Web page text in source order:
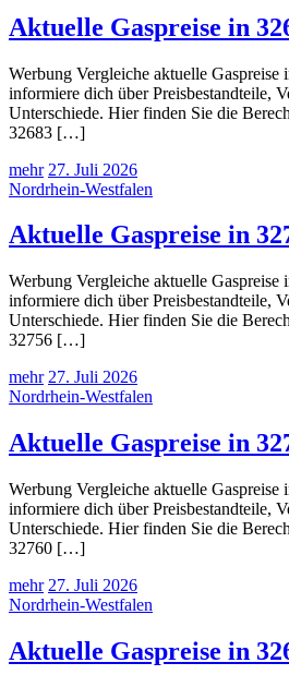
Aktuelle Gaspreise in
Werbung Vergleiche aktuelle Gaspreise
informiere dich über Preisbestandteile,
Unterschiede. Hier finden Sie die
32683 […]
mehr 27. Juli 2026
Nordrhein-Westfalen
Aktuelle Gaspreise in
Werbung Vergleiche aktuelle Gaspreise
informiere dich über Preisbestandteile,
Unterschiede. Hier finden Sie die
32756 […]
mehr 27. Juli 2026
Nordrhein-Westfalen
Aktuelle Gaspreise in
Werbung Vergleiche aktuelle Gaspreise
informiere dich über Preisbestandteile,
Unterschiede. Hier finden Sie die
32760 […]
mehr 27. Juli 2026
Nordrhein-Westfalen
Aktuelle Gaspreise in